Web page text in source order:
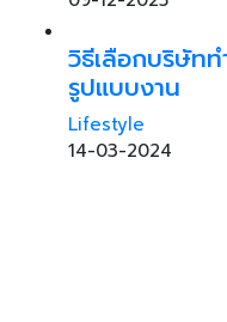
วิธีเลือกบริษัทท
รูปแบบงาน
Lifestyle
14-03-2024